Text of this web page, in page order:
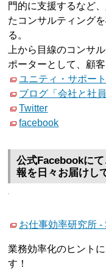
門的に支援するなど
たコンサルティング
る。
上から目線のコンサ
ポーターとして、顧
ユニティ・サポート
ブログ「会社と社
Twitter
facebook
公式Facebookに
報を日々お届けし
お仕事効率研究所 -
業務効率化のヒント
す！